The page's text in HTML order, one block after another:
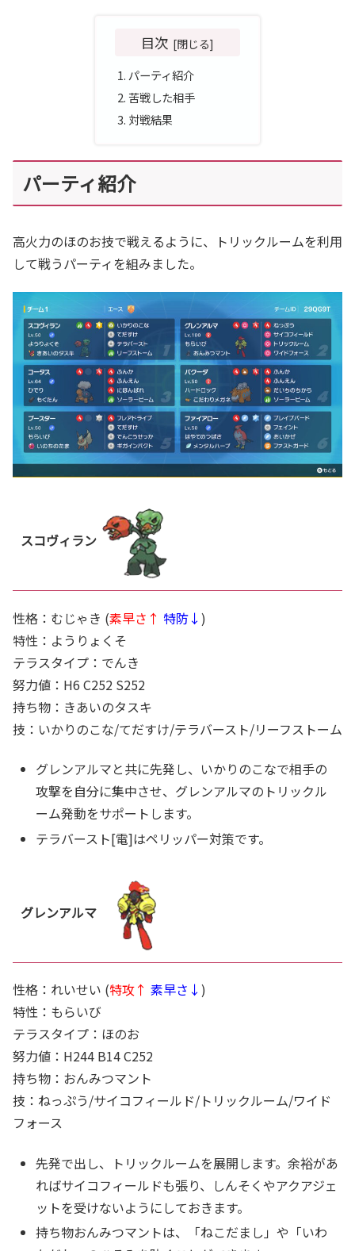
目次
パーティ紹介
苦戦した相手
対戦結果
パーティ紹介
高火力のほのお技で戦えるように、トリックルームを利用
して戦うパーティを組みました。
スコヴィラン
性格：むじゃき (素早さ↑ 特防↓ )
特性：ようりょくそ
テラスタイプ：でんき
努力値：H6 C252 S252
持ち物：きあいのタスキ
技：いかりのこな/てだすけ/テラバースト/リーフストーム
グレンアルマと共に先発し、いかりのこなで相手の
攻撃を自分に集中させ、グレンアルマのトリックル
ーム発動をサポートします。
テラバースト[電]はペリッパー対策です。
グレンアルマ
性格：れいせい (特攻↑ 素早さ↓ )
特性：もらいび
テラスタイプ：ほのお
努力値：H244 B14 C252
持ち物：おんみつマント
技：ねっぷう/サイコフィールド/トリックルーム/ワイド
フォース
先発で出し、トリックルームを展開します。余裕があ
ればサイコフィールドも張り、しんそくやアクアジェ
ットを受けないようにしておきます。
持ち物おんみつマントは、「ねこだまし」や「いわ